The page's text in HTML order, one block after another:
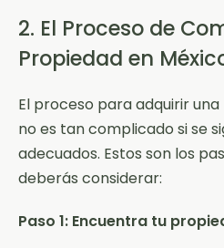
2. El Proceso de
Propiedad en
El proceso para adquirir
no es tan complicado si se
adecuados. Estos son los
deberás considerar:
Paso 1: Encuentra tu